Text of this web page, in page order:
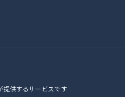
供するサービスです